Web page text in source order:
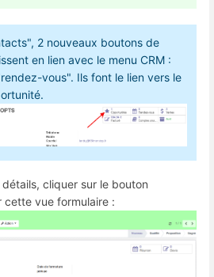
2 nouveaux boutons de
en lien avec le menu CRM :
vous". Ils font le lien vers le
cliquer sur le bouton
cette vue formulaire :